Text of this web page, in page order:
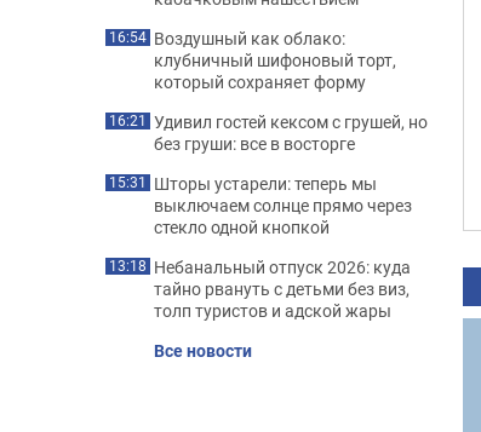
16:54 Воздушный как облако:
клубничный шифоновый торт,
который сохраняет форму
16:21 Удивил гостей кексом с грушей, но
без груши: все в восторге
15:31 Шторы устарели: теперь мы
выключаем солнце прямо через
стекло одной кнопкой
13:18 Небанальный отпуск 2026: куда
тайно рвануть с детьми без виз,
толп туристов и адской жары
Все новости